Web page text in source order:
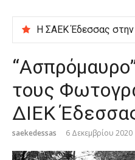
τους
ΔΙΕΚ
saekedessas 6 Δεκεμβρίου 2020